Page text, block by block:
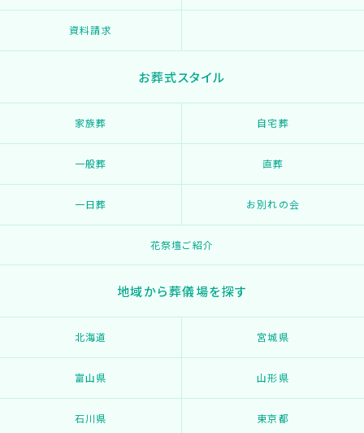
資料請求
お葬式スタイル
家族葬 自宅葬
一般葬 直葬
一日葬 お別れの会
花祭壇ご紹介
地域から葬儀場を探す
北海道 宮城県
富山県 山形県
石川県 東京都